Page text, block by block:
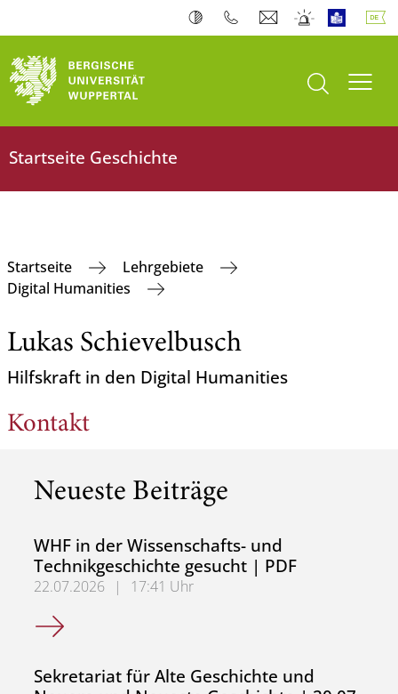
Suche öffnen
Startseite Geschichte
Startseite
Lehrgebiete
Digital Humanities
Lukas Schievelbusch
Hilfskraft in den Digital Humanities
Kontakt
Neueste Beiträge
WHF in der Wissenschafts- und
Technikgeschichte gesucht | PDF
22.07.2026 |
17:41 Uhr
WHF in der Wissenschafts- und Technikgeschichte
Sekretariat für Alte Geschichte und